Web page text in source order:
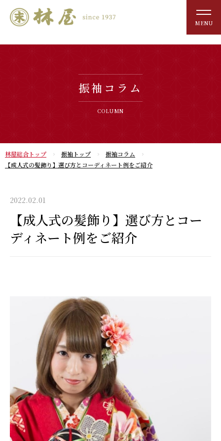
MENU
振袖コラム
COLUMN
林屋総合トップ 振袖トップ
振袖コラム
【成人式の髪飾り】選び方とコーディネート例をご紹介
2022.02.01
【成人式の髪飾り】選び方とコー
ディネート例をご紹介